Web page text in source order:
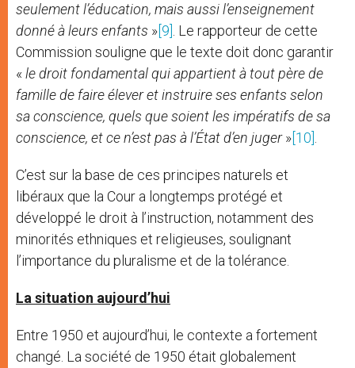
seulement l’éducation, mais aussi l’enseignement
donné à leurs enfants » [9]
. Le rapporteur de cette
Commission souligne que le texte doit donc garantir
« le droit fondamental qui appartient à tout père de
famille de faire élever et instruire ses enfants selon
sa conscience, quels que soient les impératifs de sa
conscience, et ce n’est pas à l’État d’en juger» [10]
C’est sur la base de ces principes naturels et
libéraux que la Cour a longtemps protégé et
développé le droit à l’instruction, notamment des
minorités ethniques et religieuses, soulignant
l’importance du pluralisme et de la tolérance.
La situation aujourd’hui
Entre 1950 et aujourd’hui, le contexte a fortement
changé. La société de 1950 était globalement